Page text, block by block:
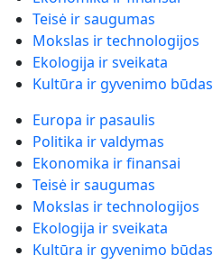
Teisė ir saugumas
Mokslas ir technologijos
Ekologija ir sveikata
Kultūra ir gyvenimo būdas
Europa ir pasaulis
Politika ir valdymas
Ekonomika ir finansai
Teisė ir saugumas
Mokslas ir technologijos
Ekologija ir sveikata
Kultūra ir gyvenimo būdas